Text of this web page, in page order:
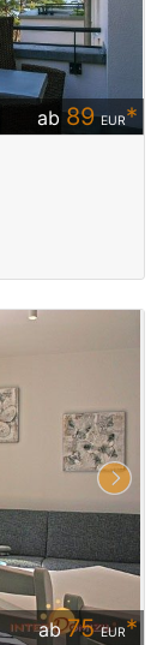
ab89 EUR*
ab75 EUR*